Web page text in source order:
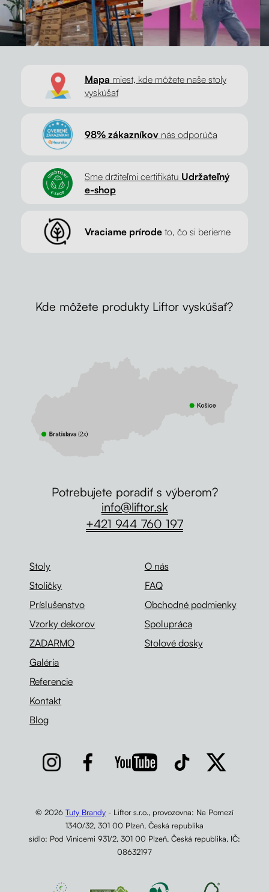
Mapa miest, kde môžete naše stoly
vyskúšať
98% zákazníkovnás odporúča
Sme držiteľmi certifikátu Udržateľný
e-shop
Vraciame prírodeto, čo si berieme
Kde môžete produkty Liftor vyskúšať?
Stoly
Stoličky
Príslušenstvo
Vzorky dekorov
ZADARMO
Galéria
Referencie
Kontakt
Blog
O nás
FAQ
Obchodné podmienky
Spolupráca
Stolové dosky
Potrebujete poradiť s výberom?
info@liftor.sk
+421 944 760 197
© 2026 Tuty Brandy- Liftor s.r.o., provozovna: Na Pomezí
1340/32, 301 00 Plzeň, Česká republika
sídlo: Pod Vinicemi 931/2, 301 00 Plzeň, Česká republika, IČ:
08632197